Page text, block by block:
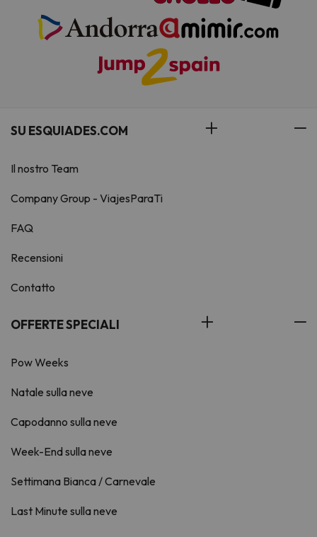
SU ESQUIADES.COM
Il nostro Team
Company Group - ViajesParaTi
FAQ
Recensioni
Contatto
OFFERTE SPECIALI
Pow Weeks
Natale sulla neve
Capodanno sulla neve
Week-End sulla neve
Settimana Bianca / Carnevale
Last Minute sulla neve